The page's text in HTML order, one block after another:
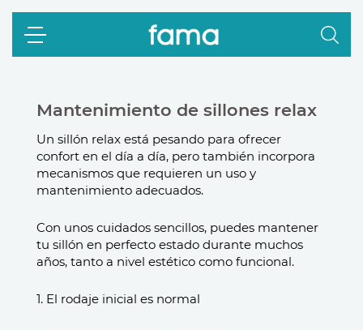
Mantenimiento de sillones relax
Un sillón relax está pesando para ofrecer
confort en el día a día, pero también incorpora
mecanismos que requieren un uso y
mantenimiento adecuados.
Con unos cuidados sencillos, puedes mantener
tu sillón en perfecto estado durante muchos
años, tanto a nivel estético como funcional.
1. El rodaje inicial es normal